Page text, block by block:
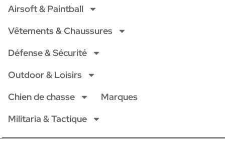
Airsoft & Paintball
Vêtements & Chaussures
Défense & Sécurité
Outdoor & Loisirs
Chien de chasse
Marques
Militaria & Tactique